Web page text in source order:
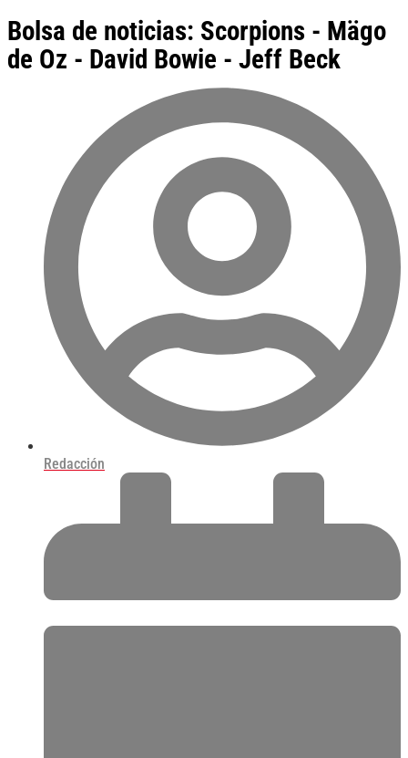
Bolsa de noticias: Scorpions - Mägo
de Oz - David Bowie - Jeff Beck
Redacción